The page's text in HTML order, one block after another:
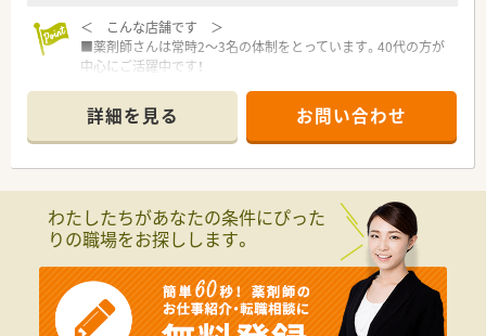
＜ こんな店舗です ＞
■薬剤師さんは常時2～3名の体制をとっています。40代の方が
中心にご活躍中です！
なっており距離もありますので、お車通勤が便利です♪
■薬局は大通り沿いにあり、お隣の医院さんから内科の処方箋を
多く応需しています。
■会社としても店舗としても在宅に注力しています！居宅・施設
■配達は社用車で行いますので、自家用車を持ち込むことはあり
ません。
■基本的には座って投薬をしています。患者様と腰を据えてじっ
くりお話し、お薬を渡すだけではなく日常生活で困った時には
「まずはあそこに相談してみよう」と思っていただけるような笑
顔と健康に寄り添った接客を心掛けています。
詳細を見る お問い合わせ
わたしたちがあなたの条件にぴった
りの職場をお探しします。